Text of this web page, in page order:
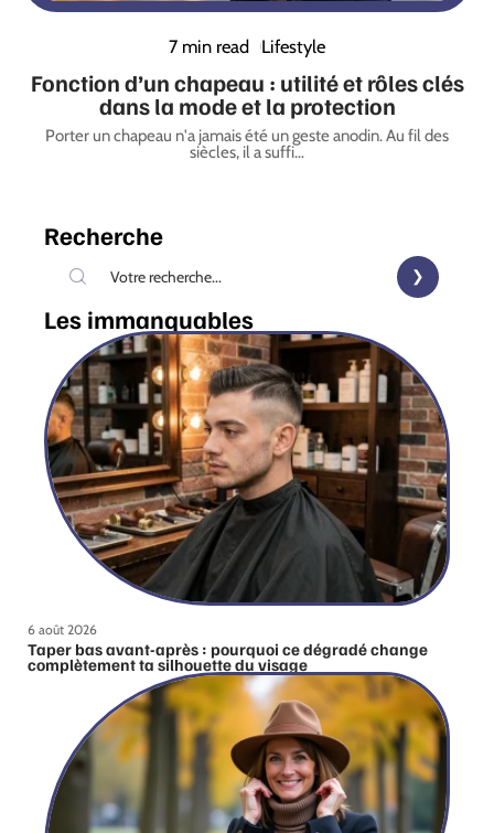
7 min read Lifestyle
Fonction d’un chapeau : utilité et rôles clés
dans la mode et la protection
Porter un chapeau n'a jamais été un geste anodin. Au fil des
siècles, il a suffi…
Recherche
Les immanquables
6 août 2026
Taper bas avant-après : pourquoi ce dégradé change
complètement ta silhouette du visage